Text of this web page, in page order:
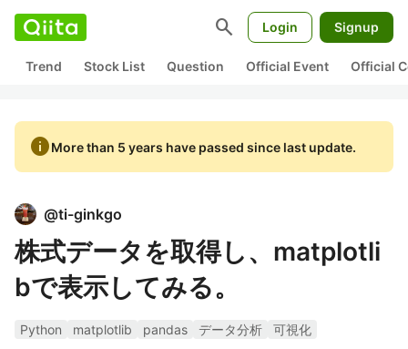
search Login Signup
Trend Stock List Question Official Event Official
infoMore than 5 years have passed since last update.
@ti-ginkgo
株式データを取得し、matplotli
bで表示してみる。
Python matplotlib pandas データ分析
可視化